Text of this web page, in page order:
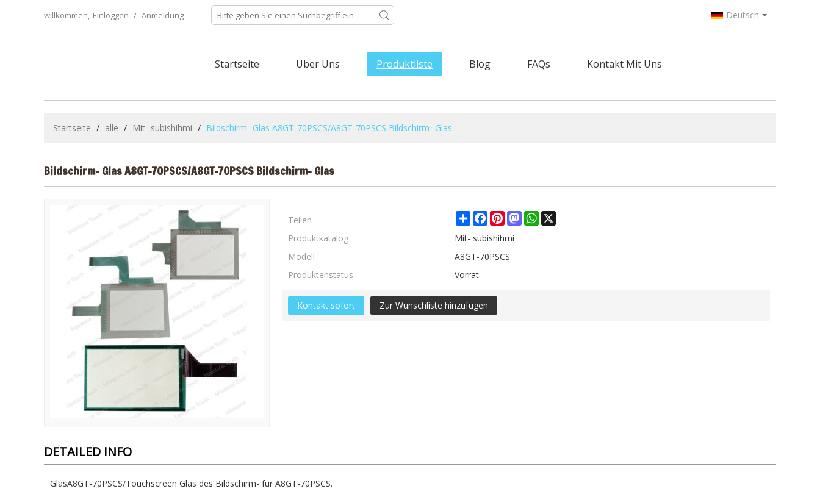
willkommen, Einloggen / Anmeldung Deutsch
Startseite Über Uns Produktliste Blog FAQs Kontakt Mit Uns
Startseite / alle / Mit- subishihmi / Bildschirm- Glas A8GT-70PSCS/A8GT-70PSCS Bildschirm- Glas
Bildschirm- Glas A8GT-70PSCS/A8GT-70PSCS Bildschirm- Glas
Teilen ShareFacebook
PinterestMastodonWhatsApp
Produktkatalog
Mit- subishihmi
Modell
A8GT-70PSCS
Produktenstatus
Vorrat
Kontakt sofort Zur Wunschliste hinzufügen
DETAILED INFO
GlasA8GT-70PSCS/Touchscreen Glas des Bildschirm- für A8GT-70PSCS.